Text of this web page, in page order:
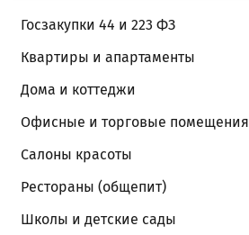
Госзакупки 44 и 223 ФЗ
Квартиры и апартаменты
Дома и коттеджи
Офисные и торговые помещения
Салоны красоты
Рестораны (общепит)
Школы и детские сады